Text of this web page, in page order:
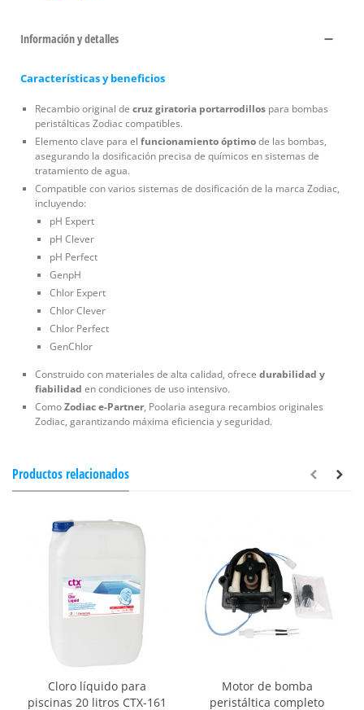
Información y detalles
Características y beneficios
Recambio original de cruz giratoria portarrodillos para bombas
peristálticas Zodiac compatibles.
Elemento clave para el funcionamiento óptimode las bombas,
asegurando la dosificación precisa de químicos en sistemas de
tratamiento de agua.
Compatible con varios sistemas de dosificación de la marca Zodiac,
incluyendo:
pH Expert
pH Clever
pH Perfect
GenpH
Chlor Expert
Chlor Clever
Chlor Perfect
GenChlor
Construido con materiales de alta calidad, ofrece durabilidad y
fiabilidad en condiciones de uso intensivo.
ComoZodiac e-Partner, Poolaria asegura recambios originales
Zodiac, garantizando máxima eficiencia y seguridad.
Productos relacionados
Cloro líquido para
piscinas 20 litros CTX-161
Motor de bomba
peristáltica completo